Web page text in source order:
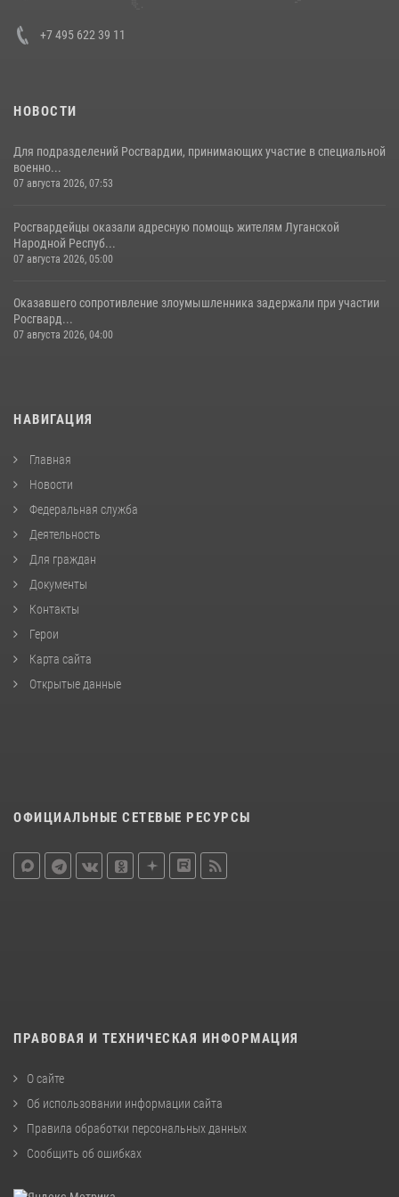
+7 495 622 39 11
НОВОСТИ
Для подразделений Росгвардии, принимающих участие в специальной
военно...
07 августа 2026, 07:53
Росгвардейцы оказали адресную помощь жителям Луганской
Народной Респуб...
07 августа 2026, 05:00
Оказавшего сопротивление злоумышленника задержали при участии
Росгвард...
07 августа 2026, 04:00
НАВИГАЦИЯ
Главная
Новости
Федеральная служба
Деятельность
Для граждан
Документы
Контакты
Герои
Карта сайта
Открытые данные
ОФИЦИАЛЬНЫЕ СЕТЕВЫЕ РЕСУРСЫ
ПРАВОВАЯ И ТЕХНИЧЕСКАЯ ИНФОРМАЦИЯ
О сайте
Об использовании информации сайта
Правила обработки персональных данных
Сообщить об ошибках